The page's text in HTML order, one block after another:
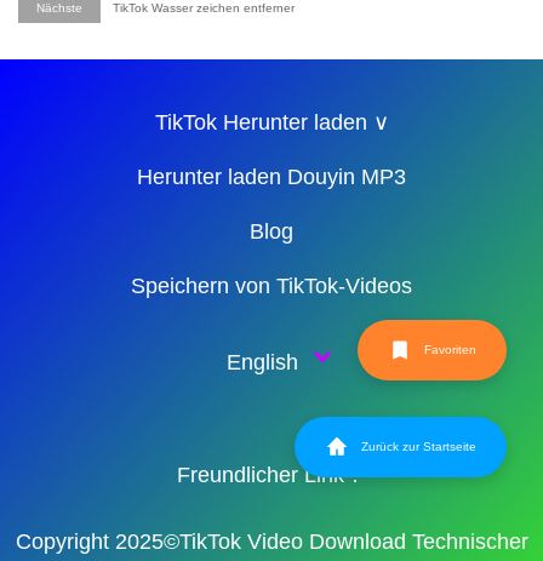
Nächste TikTok Wasser zeichen entferner
TikTok Herunter laden ∨
Herunter laden Douyin MP3
Blog
Speichern von TikTok-Videos
English
Freundlicher Link：
Copyright 2025©TikTok Video Download Technischer
Favoriten
Zurück zur Startseite